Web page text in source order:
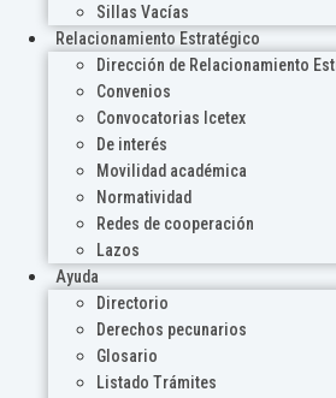
Sillas Vacías
Relacionamiento Estratégico
Dirección de Relacionamiento
Convenios
Convocatorias Icetex
De interés
Movilidad académica
Normatividad
Redes de cooperación
Lazos
Ayuda
Directorio
Derechos pecunarios
Glosario
Listado Trámites